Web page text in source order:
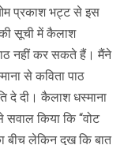
प्रकाश भट्ट से इस
की सूची में कैलाश
नहीं कर सकते हैं। मैंने
से कविता पाठ
दे दी। कैलाश धस्माना
किया कि “वोट
बीच लेकिन दुख कि बात